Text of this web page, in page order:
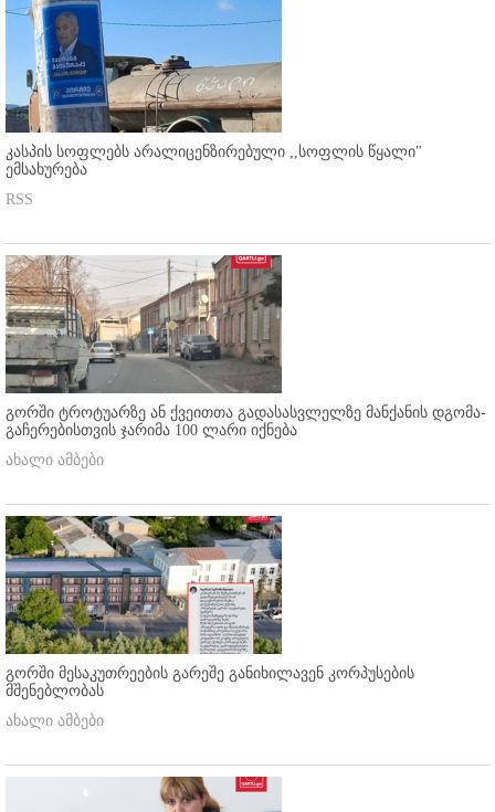
კასპის სოფლებს არალიცენზირებული ,,სოფლის წყალი"
ემსახურება
RSS
გორში ტროტუარზე ან ქვეითთა გადასასვლელზე მანქანის დგომა-
გაჩერებისთვის ჯარიმა 100 ლარი იქნება
ახალი ამბები
გორში მესაკუთრეების გარეშე განიხილავენ კორპუსების
მშენებლობას
ახალი ამბები